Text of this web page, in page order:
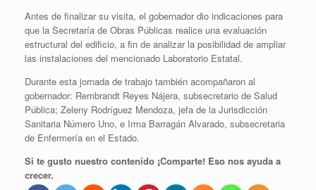
Antes de finalizar su visita, el gobernador dio indicaciones para
que la Secretaría de Obras Públicas realice una evaluación
estructural del edificio, a fin de analizar la posibilidad de ampliar
las instalaciones del mencionado Laboratorio Estatal.
Durante esta jornada de trabajo también acompañaron al
gobernador: Rembrandt Reyes Nájera, subsecretario de Salud
Pública; Zeleny Rodríguez Mendoza, jefa de la Jurisdicción
Sanitaria Número Uno, e Irma Barragán Alvarado, subsecretaria
de Enfermería en el Estado.
Si te gusto nuestro contenido ¡Comparte! Eso nos ayuda a
crecer.